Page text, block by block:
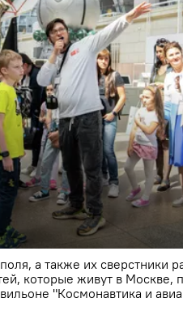
а также их сверстники
которые живут в Москве,
"Космонавтика и